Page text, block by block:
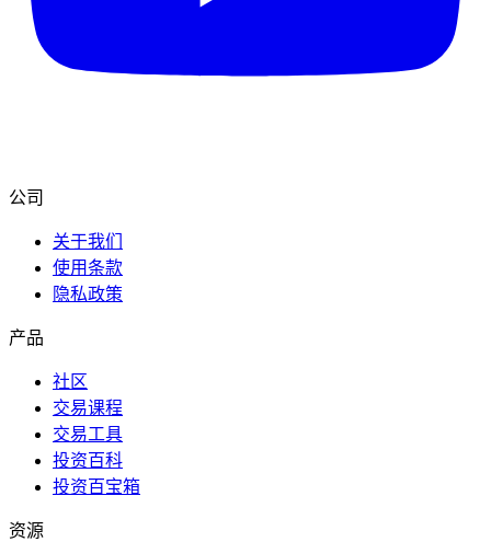
公司
关于我们
使用条款
隐私政策
产品
社区
交易课程
交易工具
投资百科
投资百宝箱
资源